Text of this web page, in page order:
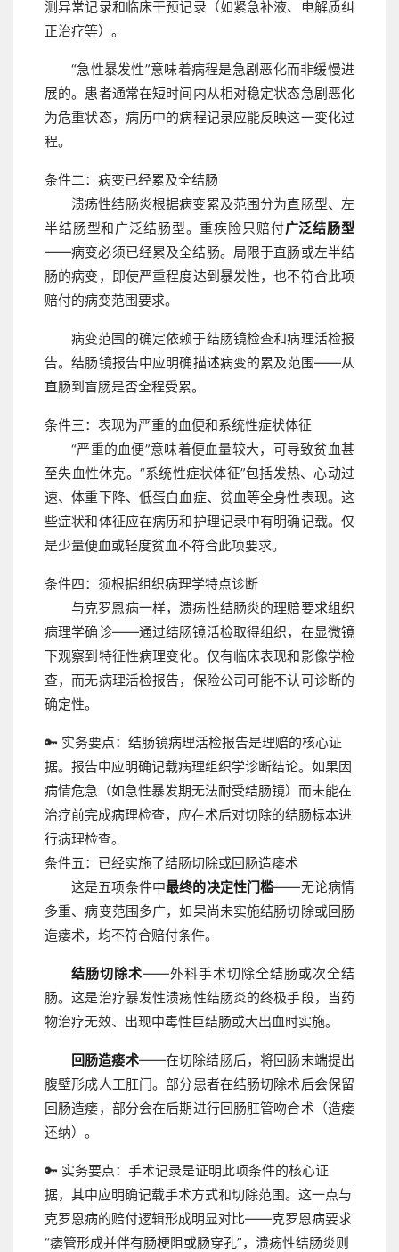
测异常记录和临床干预记录（如紧急补液、电解质纠
正治疗等）。
“急性暴发性”意味着病程是急剧恶化而非缓慢进
展的。患者通常在短时间内从相对稳定状态急剧恶化
为危重状态，病历中的病程记录应能反映这一变化过
程。
条件二：病变已经累及全结肠
溃疡性结肠炎根据病变累及范围分为直肠型、左
半结肠型和广泛结肠型。重疾险只赔付广泛结肠型
——病变必须已经累及全结肠。局限于直肠或左半结
肠的病变，即使严重程度达到暴发性，也不符合此项
赔付的病变范围要求。
病变范围的确定依赖于结肠镜检查和病理活检报
告。结肠镜报告中应明确描述病变的累及范围——从
直肠到盲肠是否全程受累。
条件三：表现为严重的血便和系统性症状体征
“严重的血便”意味着便血量较大，可导致贫血甚
至失血性休克。“系统性症状体征”包括发热、心动过
速、体重下降、低蛋白血症、贫血等全身性表现。这
些症状和体征应在病历和护理记录中有明确记载。仅
是少量便血或轻度贫血不符合此项要求。
条件四：须根据组织病理学特点诊断
与克罗恩病一样，溃疡性结肠炎的理赔要求组织
病理学确诊——通过结肠镜活检取得组织，在显微镜
下观察到特征性病理变化。仅有临床表现和影像学检
查，而无病理活检报告，保险公司可能不认可诊断的
确定性。
🔑 实务要点： 结肠镜病理活检报告是理赔的核心证
据。报告中应明确记载病理组织学诊断结论。如果因
病情危急（如急性暴发期无法耐受结肠镜）而未能在
治疗前完成病理检查，应在术后对切除的结肠标本进
行病理检查。
条件五：已经实施了结肠切除或回肠造瘘术
这是五项条件中最终的决定性门槛——无论病情
多重、病变范围多广，如果尚未实施结肠切除或回肠
造瘘术，均不符合赔付条件。
结肠切除术——外科手术切除全结肠或次全结
肠。这是治疗暴发性溃疡性结肠炎的终极手段，当药
物治疗无效、出现中毒性巨结肠或大出血时实施。
回肠造瘘术——在切除结肠后，将回肠末端提出
腹壁形成人工肛门。部分患者在结肠切除术后会保留
回肠造瘘，部分会在后期进行回肠肛管吻合术（造瘘
还纳）。
🔑 实务要点： 手术记录是证明此项条件的核心证
据，其中应明确记载手术方式和切除范围。这一点与
克罗恩病的赔付逻辑形成明显对比——克罗恩病要求
“瘘管形成并伴有肠梗阻或肠穿孔”，溃疡性结肠炎则